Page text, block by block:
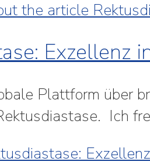
Exzellenz
Plattform über
Ich